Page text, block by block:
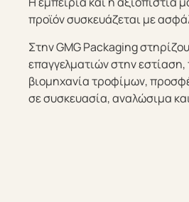
προϊόν συσκευάζεται με
Στην GMG Packaging
επαγγελματιών στην εστίαση,
βιομηχανία τροφίμων,
σε συσκευασία, αναλώσιμα